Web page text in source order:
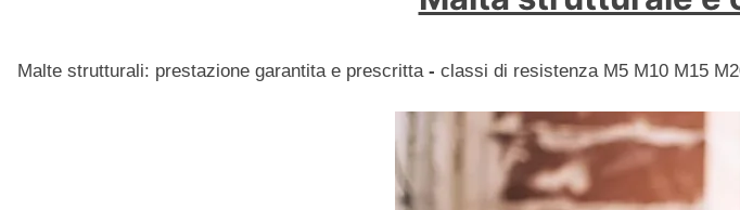
Malte strutturali: prestazione garantita e prescritta- classi di resistenza M5 M10 M15